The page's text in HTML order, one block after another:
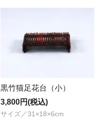
黒竹猫足花台（小）
3,800円(税込)
サイズ／31×18×6cm